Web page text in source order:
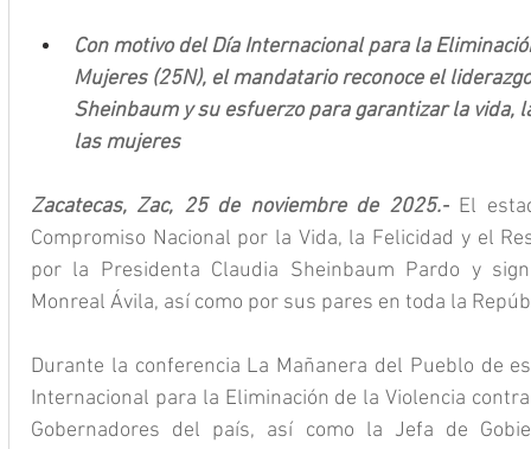
Con motivo del Día Internacional para la
Mujeres (25N), el mandatario reconoce el
Sheinbaum y su esfuerzo para garantizar la vida,
las mujeres
Zacatecas, Zac, 25 de noviembre de 2025.- El
Compromiso Nacional por la Vida, la Felicidad y el
por la Presidenta Claudia Sheinbaum Pardo y
Monreal Ávila, así como por sus pares en toda la
Durante la conferencia La Mañanera del Pueblo de
Internacional para la Eliminación de la Violencia
Gobernadores del país, así como la Jefa de